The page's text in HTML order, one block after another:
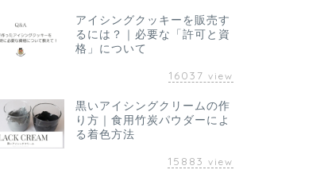
アイシングクッキーを販売す
るには？｜必要な「許可と資
格」について
16037 view
黒いアイシングクリームの作
り方｜食用竹炭パウダーによ
る着色方法
15883 view